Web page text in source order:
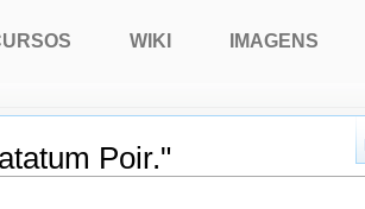
Poir."
WIKI IMAGENS